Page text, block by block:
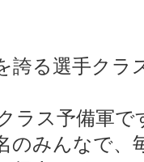
誇る選手クラ
ラス予備軍で
のみんなで